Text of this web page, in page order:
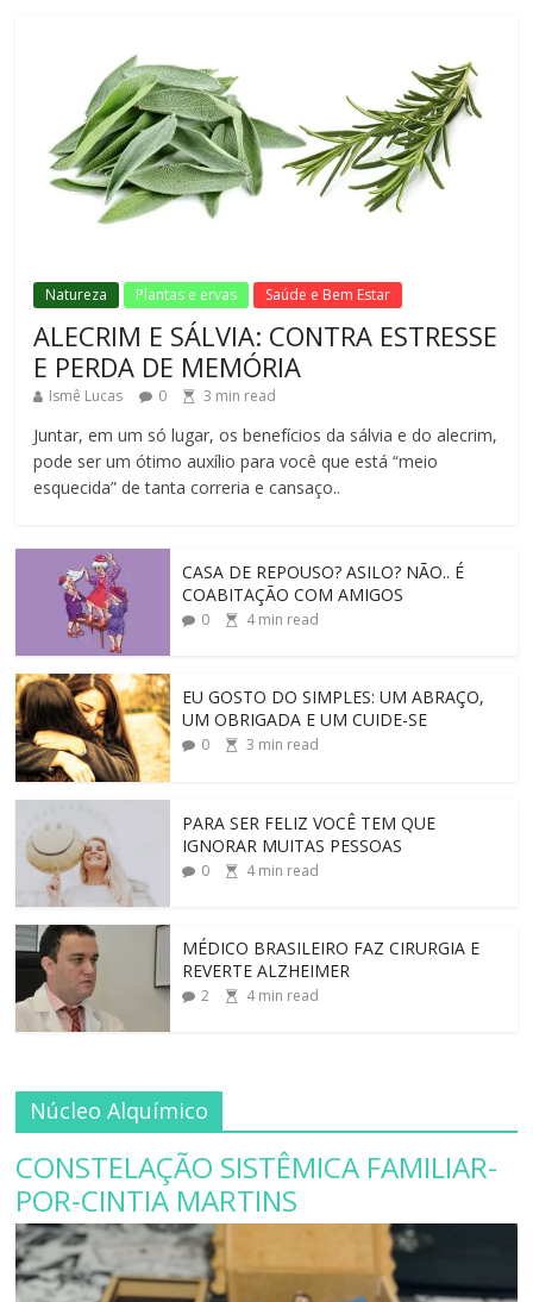
Natureza Plantas e ervas Saúde e Bem Estar
ALECRIM E SÁLVIA: CONTRA ESTRESSE
E PERDA DE MEMÓRIA
Ismê Lucas 0 3 min read
Juntar, em um só lugar, os benefícios da sálvia e do alecrim,
pode ser um ótimo auxílio para você que está “meio
esquecida” de tanta correria e cansaço..
CASA DE REPOUSO? ASILO? NÃO.. É
COABITAÇÃO COM AMIGOS
0 4min read
EU GOSTO DO SIMPLES: UM ABRAÇO,
UM OBRIGADA E UM CUIDE-SE
0 3 min read
PARA SER FELIZ VOCÊ TEM QUE
IGNORAR MUITAS PESSOAS
0 4min read
MÉDICO BRASILEIRO FAZ CIRURGIA E
REVERTE ALZHEIMER
2 4min read
Núcleo Alquímico
CONSTELAÇÃO SISTÊMICA FAMILIAR-
POR-CINTIA MARTINS